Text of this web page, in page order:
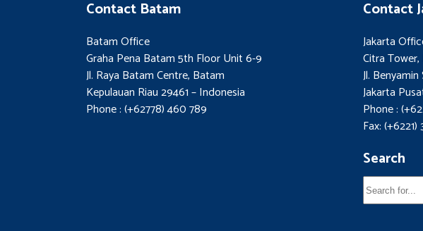
Contact Batam
Batam Office
Graha Pena Batam 5th Floor Unit 6-9
Jl. Raya Batam Centre, Batam
Kepulauan Riau 29461 – Indonesia
Phone : (+62778) 460 789
Contact
Jakarta
Citra
Jl.
Jakarta
Phone :
Fax:
Search